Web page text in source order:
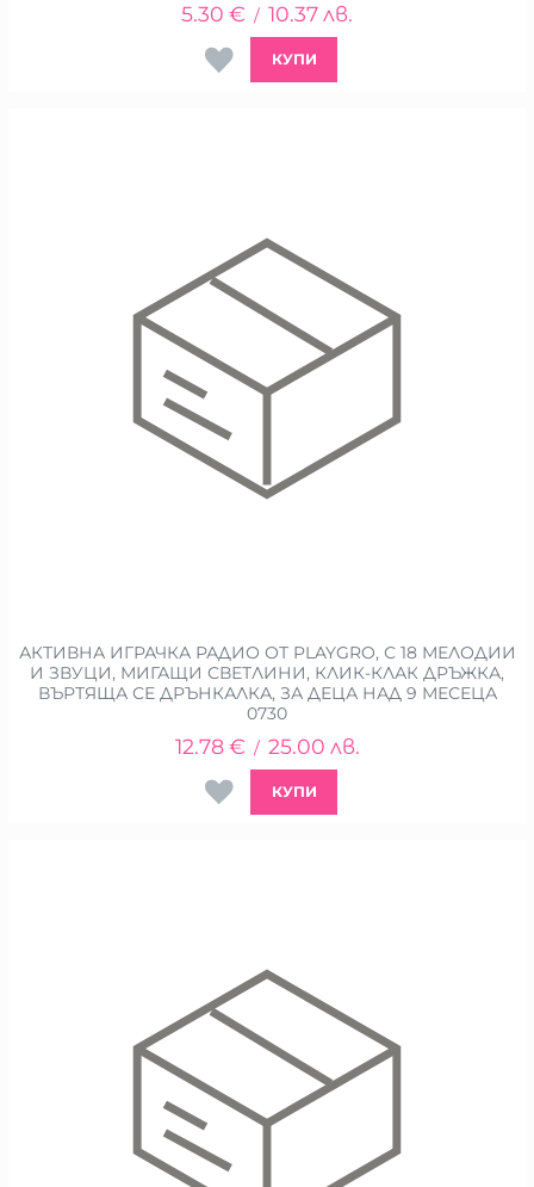
5.30 € / 10.37лв.
КУПИ
АКТИВНА ИГРАЧКА РАДИО ОТ PLAYGRO, С 18 МЕЛОДИИ
И ЗВУЦИ, МИГАЩИ СВЕТЛИНИ, КЛИК-КЛАК ДРЪЖКА,
ВЪРТЯЩА СЕ ДРЪНКАЛКА, ЗА ДЕЦА НАД 9 МЕСЕЦА
0730
12.78 € / 25.00 лв.
КУПИ